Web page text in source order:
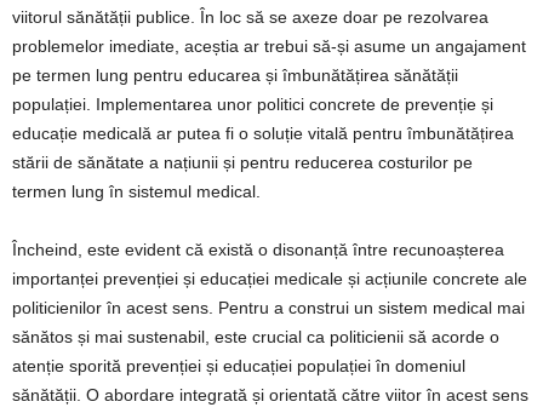
viitorul sănătății publice. În loc să se axeze doar pe rezolvarea
problemelor imediate, aceștia ar trebui să-și asume un angajament
pe termen lung pentru educarea și îmbunătățirea sănătății
populației. Implementarea unor politici concrete de prevenție și
educație medicală ar putea fi o soluție vitală pentru îmbunătățirea
stării de sănătate a națiunii și pentru reducerea costurilor pe
termen lung în sistemul medical.
Încheind, este evident că există o disonanță între recunoașterea
importanței prevenției și educației medicale și acțiunile concrete ale
politicienilor în acest sens. Pentru a construi un sistem medical mai
sănătos și mai sustenabil, este crucial ca politicienii să acorde o
atenție sporită prevenției și educației populației în domeniul
sănătății. O abordare integrată și orientată către viitor în acest sens